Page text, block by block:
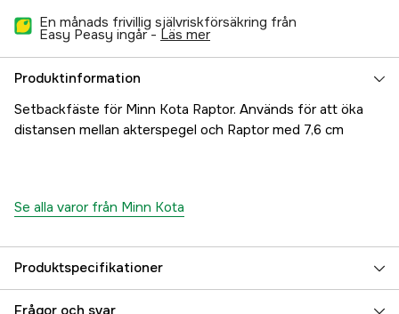
En månads frivillig självriskförsäkring från
Easy Peasy ingår - läs mer
Produktinformation
Setbackfäste för Minn Kota Raptor. Används för att öka
distansen mellan akterspegel och Raptor med 7,6 cm
Se alla varor från Minn Kota
Produktspecifikationer
Referensnummer 5000078520